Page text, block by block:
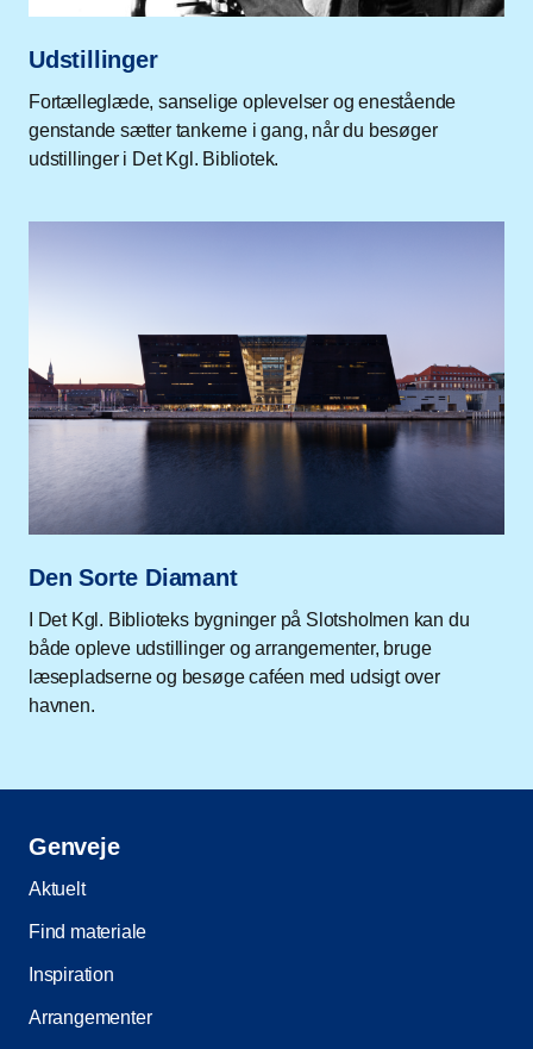
Udstillinger
Fortælleglæde, sanselige oplevelser og enestående
genstande sætter tankerne i gang, når du besøger
udstillinger i Det Kgl. Bibliotek.
Den Sorte Diamant
I Det Kgl. Biblioteks bygninger på Slotsholmen kan du
både opleve udstillinger og arrangementer, bruge
læsepladserne og besøge caféen med udsigt over
havnen.
Genveje
Aktuelt
Find materiale
Inspiration
Arrangementer